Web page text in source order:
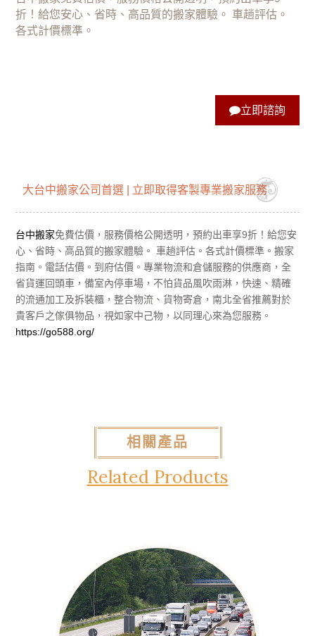
折！給您安心、省時、高品質的搬家體驗。 車趟評估。
各式計價標準。
立即諮詢
大台中搬家公司首選 | 立即取得客製專業搬家服務‎
台中搬家免費估價，服務價格公開透明，預約出車享9折！給您安
心、省時、高品質的搬家體驗。 車趟評估。各式計價標準。搬家
指南。電話估價。到府估價。專業物流和倉儲服務的供應商，全
省貨運回頭車，備室內停車場，不怕貨品風吹雨淋，快速、精確
的流通加工及拆裝櫃，整合物流、貨物寄倉，南北全省推薦對於
貴客戶之傢俱物品，視如家中己物，以同理心來為您服務。
https://go588.org/
相關產品
Related Products